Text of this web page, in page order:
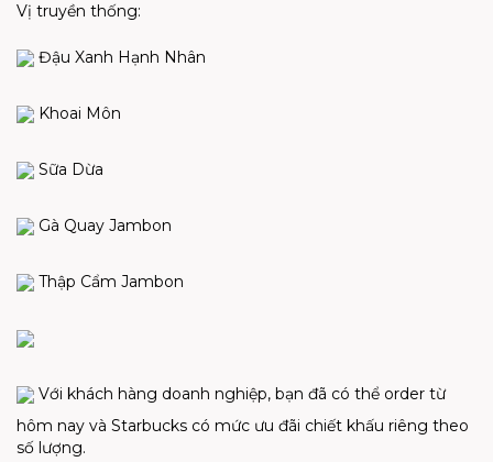
Vị truyền thống:
Đậu Xanh Hạnh Nhân
Khoai Môn
Sữa Dừa
Gà Quay Jambon
Thập Cẩm Jambon
Với khách hàng doanh nghiệp, bạn đã có thể order từ
hôm nay và Starbucks có mức ưu đãi chiết khấu riêng theo
số lượng.